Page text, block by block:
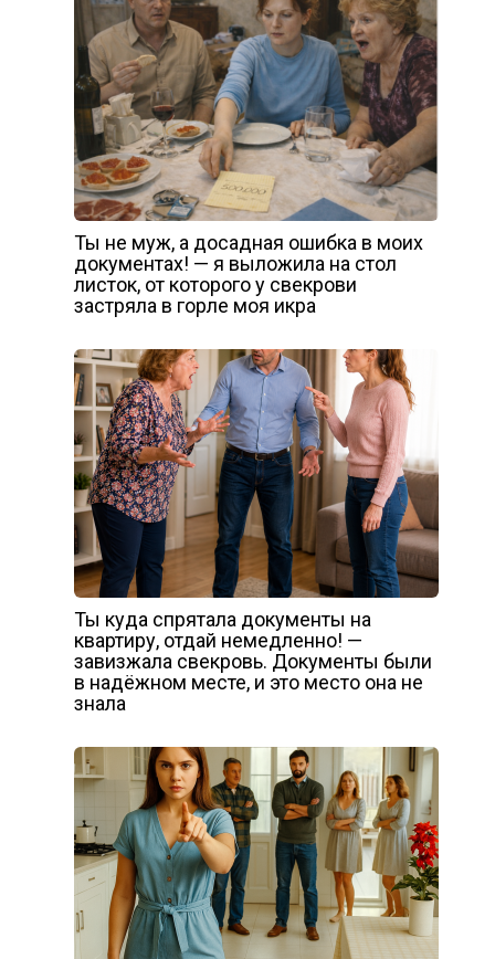
Ты не муж, а досадная ошибка в моих
документах! — я выложила на стол
листок, от которого у свекрови
застряла в горле моя икра
Ты куда спрятала документы на
квартиру, отдай немедленно! —
завизжала свекровь. Документы были
в надёжном месте, и это место она не
знала